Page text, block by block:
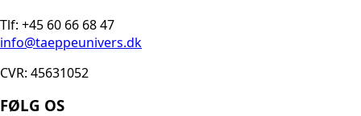
Tlf: +45 60 66 68 47
info@taeppeunivers.dk
CVR: 45631052
FØLG OS